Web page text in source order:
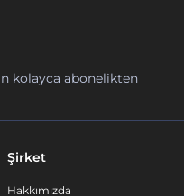
kolayca abonelikten
Şirket
Hakkımızda